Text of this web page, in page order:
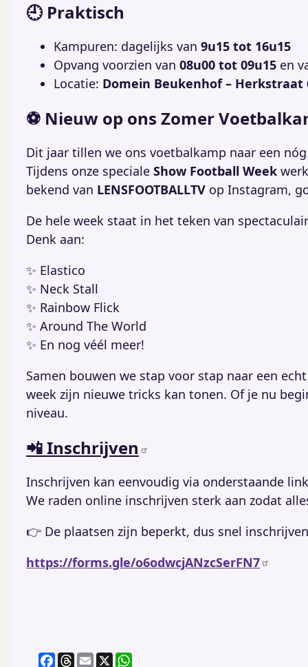
🕘 Praktisch
Kampuren: dagelijks van 9u15 tot 16u15
Opvang voorzien van 08u00 tot 09u15 en
Locatie: Domein Beukenhof – Herkstraat
⚽ Nieuw op ons Zomer
Dit jaar tillen we ons voetbalkamp naar een
Tijdens onze speciale Show Football Week
bekend van LENSFOOTBALLTV op Instagram,
De hele week staat in het teken van
Denk aan:
✨ Elastico
✨ Neck Stall
✨ Rainbow Flick
✨ Around The World
✨ En nog véél meer!
Samen bouwen we stap voor stap naar een echt
week zijn nieuwe tricks kan tonen. Of je nu
niveau.
📲 Inschrijven
Inschrijven kan eenvoudig via onderstaande
We raden online inschrijven sterk aan zodat
👉 De plaatsen zijn beperkt, dus snel
https://forms.gle/o6odwcjANzcSerFN7
F T E X